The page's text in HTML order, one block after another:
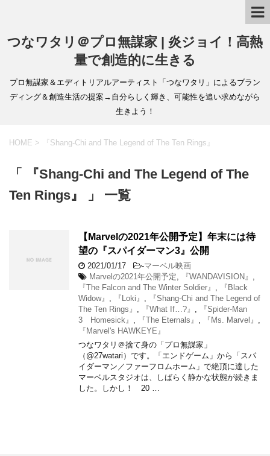
つなワタリ＠プロ無謀家 | 炎ジョイ！高熱
量で創造的に生きる
プロ無謀家＆エディトリアルアーティスト「つなワタリ」によるブラン
ディング＆創造生活の提案→自分らしく輝き、可能性を追い求めながら
生きよう！
HOME > 『Shang-Chi and The Legend of The Ten Rings』
「 『Shang-Chi and The Legend of The
Ten Rings』 」 一覧
【Marvelの2021年公開予定】年末には待
望の『スパイダーマン3』公開
2021/01/17 -マーベル映画
Marvelの2021年公開予定
『WANDAVISION』
『The Falcon and The Winter Soldier』
『Black
Widow』
『Loki』
『Shang-Chi and The Legend of
The Ten Rings』
『What If…?』
『Spider-Man
3 Homesick』
『The Eternals』 『Ms. Marvel』
『Marvel's HAWKEYE』
つなワタリ＠捨て身の「プロ無謀家」
（@27watari）です。「エンドゲーム」から「スパ
イダーマン／ファーフロムホーム」で絶頂に達した
マーベルスタジオは、しばらく静かな状態が続きま
した。しかし！ 20 …